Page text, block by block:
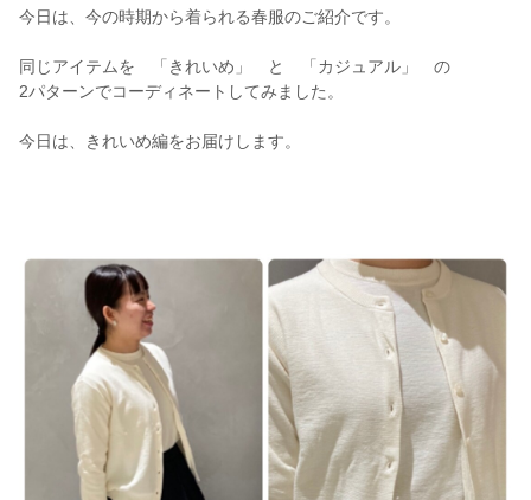
今日は、今の時期から着られる春服のご紹介です。
同じアイテムを 「きれいめ」 と 「カジュアル」 の
2パターンでコーディネートしてみました。
今日は、きれいめ編をお届けします。